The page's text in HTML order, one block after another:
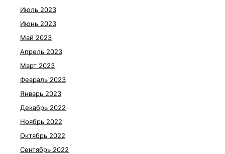
Июль 2023
Июнь 2023
Май 2023
Апрель 2023
Март 2023
Февраль 2023
Январь 2023
Декабрь 2022
Ноябрь 2022
Октябрь 2022
Сентябрь 2022